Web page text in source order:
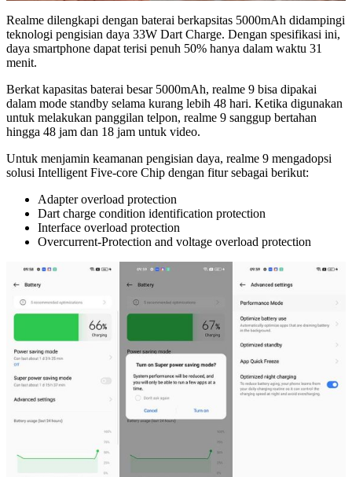
Realme dilengkapi dengan baterai berkapsitas 5000mAh didampingi
teknologi pengisian daya 33W Dart Charge. Dengan spesifikasi ini,
daya smartphone dapat terisi penuh 50% hanya dalam waktu 31
menit.
Berkat kapasitas baterai besar 5000mAh, realme 9 bisa dipakai
dalam mode standby selama kurang lebih 48 hari. Ketika digunakan
untuk melakukan panggilan telpon, realme 9 sanggup bertahan
hingga 48 jam dan 18 jam untuk video.
Untuk menjamin keamanan pengisian daya, realme 9 mengadopsi
solusi Intelligent Five-core Chip dengan fitur sebagai berikut:
Adapter overload protection
Dart charge condition identification protection
Interface overload protection
Overcurrent-Protection and voltage overload protection